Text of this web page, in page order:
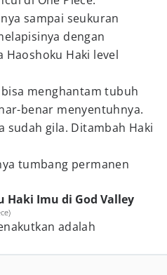
sampai seukuran
dengan
Haoshoku Haki level
menghantam tubuh
benar menyentuhnya.
sudah gila. Ditambah Haki
tumbang permanen
Haki Imu di God Valley
adalah